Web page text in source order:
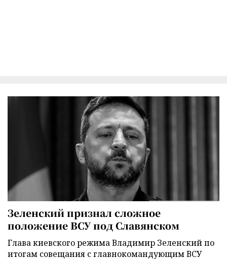
Зеленский признал сложное
положение ВСУ под Славянском
Глава киевского режима Владимир Зеленский по
итогам совещания с главнокомандующим ВСУ